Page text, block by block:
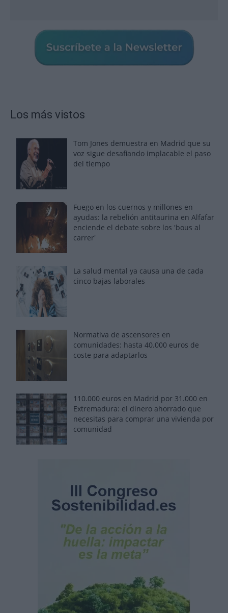
Los más vistos
Tom Jones demuestra en Madrid que su
voz sigue desafiando implacable el paso
del tiempo
Fuego en los cuernos y millones en
ayudas: la rebelión antitaurina en Alfafar
enciende el debate sobre los 'bous al
carrer'
La salud mental ya causa una de cada
cinco bajas laborales
Normativa de ascensores en
comunidades: hasta 40.000 euros de
coste para adaptarlos
110.000 euros en Madrid por 31.000 en
Extremadura: el dinero ahorrado que
necesitas para comprar una vivienda por
comunidad